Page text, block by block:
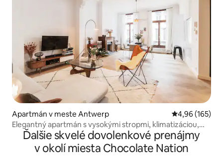
Apartmán v meste Antwerp Priemerné
4,96 (165)
Elegantný apartmán s vysokými stropmi, klimatizáciou,
garážou a optickým pripojením
Ďalšie skvelé dovolenkové prenájmy
v okolí miesta Chocolate Nation